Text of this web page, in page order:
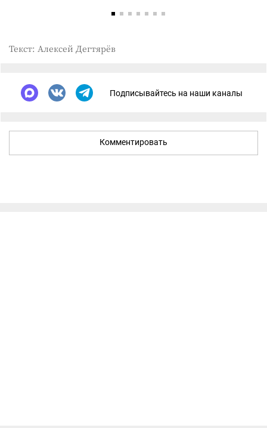
Текст: Алексей Дегтярёв
Подписывайтесь на наши каналы
Комментировать